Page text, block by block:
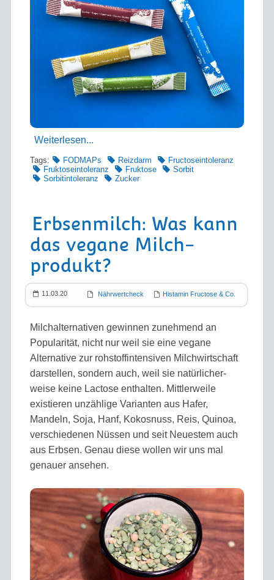
Weiterlesen...
Tags: FODMAPs Reizdarm
Fructoseintoleranz
Fruktoseintoleranz
Fruktose
Sorbit
Sorbitintoleranz
Zucker
Erbsenmilch: Was kann
das vegane Milch­
produkt?
11.03.20 Histamin Fructose & Co.
Nährwertcheck
Milchalternativen gewinnen zunehmend an
Popularität, nicht nur weil sie eine vegane
Alternative zur rohstoff­intensiven Milch­wirtschaft
darstellen, sondern auch, weil sie natürlicher­
weise keine Lactose enthalten. Mittlerweile
existieren unzählige Varianten aus Hafer,
Mandeln, Soja, Hanf, Kokos­nuss, Reis, Quinoa,
verschiedenen Nüssen und seit Neuestem auch
aus Erbsen. Genau diese wollen wir uns mal
genauer ansehen.